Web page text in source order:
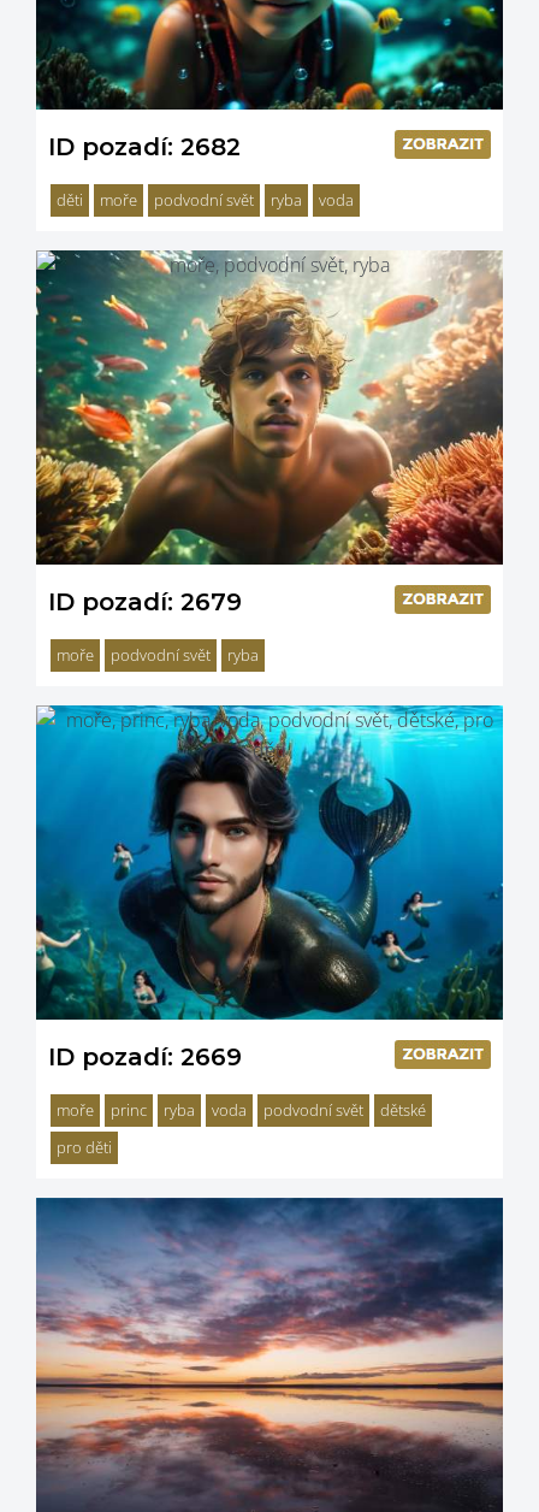
ID pozadí: 2682
děti moře podvodní svět ryba voda
ID pozadí: 2679
moře podvodní svět ryba
ID pozadí: 2669
moře princ ryba voda podvodní svět
dětské
pro děti